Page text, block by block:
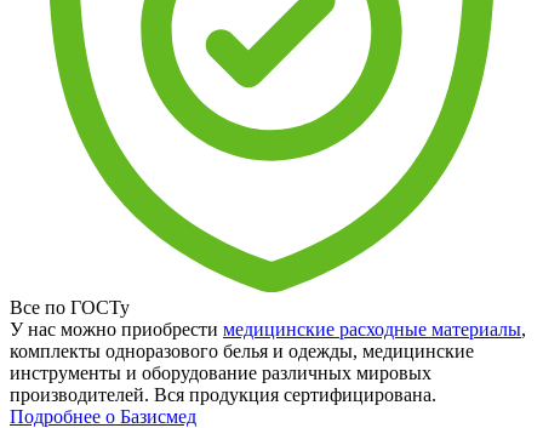
Все по ГОСТу
У нас можно приобрести медицинские расходные материалы,
комплекты одноразового белья и одежды, медицинские
инструменты и оборудование различных мировых
производителей. Вся продукция сертифицирована.
Подробнее о Базисмед